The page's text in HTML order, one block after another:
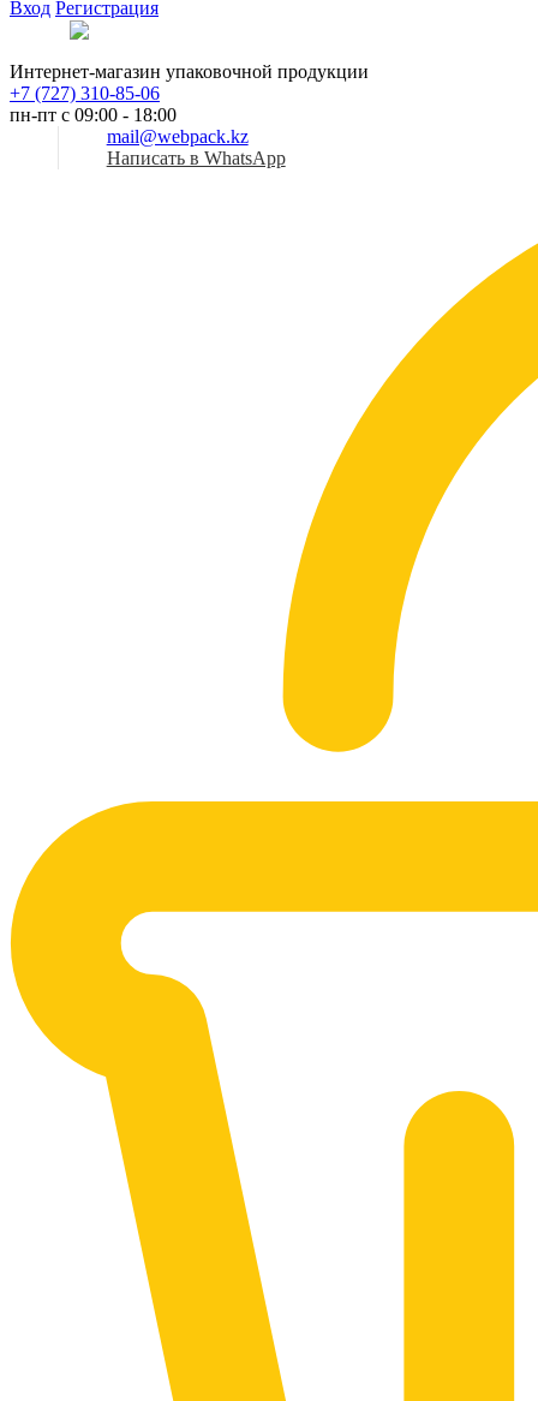
Вход Регистрация
Интернет-магазин упаковочной продукции
+7 (727) 310-85-06
пн-пт с 09:00 - 18:00
mail@webpack.kz
Написать в WhatsApp